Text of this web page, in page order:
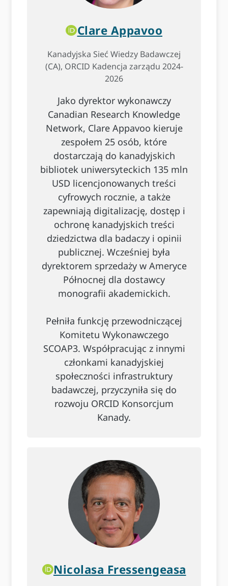
Clare Appavoo
Kanadyjska Sieć Wiedzy Badawczej
(CA), ORCID Kadencja zarządu 2024-
2026
Jako dyrektor wykonawczy
Canadian Research Knowledge
Network, Clare Appavoo kieruje
zespołem 25 osób, które
dostarczają do kanadyjskich
bibliotek uniwersyteckich 135 mln
USD licencjonowanych treści
cyfrowych rocznie, a także
zapewniają digitalizację, dostęp i
ochronę kanadyjskich treści
dziedzictwa dla badaczy i opinii
publicznej. Wcześniej była
dyrektorem sprzedaży w Ameryce
Północnej dla dostawcy
monografii akademickich.
Pełniła funkcję przewodniczącej
Komitetu Wykonawczego
SCOAP3. Współpracując z innymi
członkami kanadyjskiej
społeczności infrastruktury
badawczej, przyczyniła się do
rozwoju ORCID Konsorcjum
Kanady.
Nicolasa Fressengeasa